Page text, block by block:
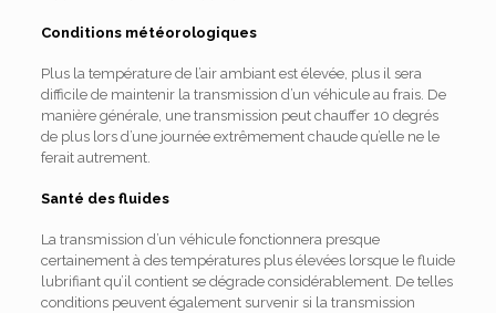
Conditions météorologiques
Plus la température de l’air ambiant est élevée, plus il sera
difficile de maintenir la transmission d’un véhicule au frais. De
manière générale, une transmission peut chauffer 10 degrés
de plus lors d’une journée extrêmement chaude qu’elle ne le
ferait autrement.
Santé des fluides
La transmission d’un véhicule fonctionnera presque
certainement à des températures plus élevées lorsque le fluide
lubrifiant qu’il contient se dégrade considérablement. De telles
conditions peuvent également survenir si la transmission